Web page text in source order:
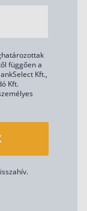
függően a
Kft.,
Kft.